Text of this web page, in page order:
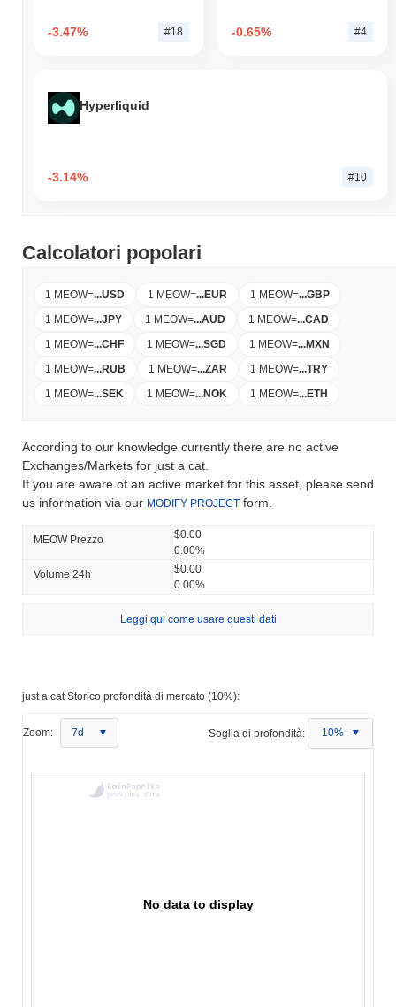
-3.47% #18 -0.65% #4
Hyperliquid
-3.14% #10
Calcolatori popolari
1 MEOW=...USD 1 MEOW=...EUR 1 MEOW=...GBP
1 MEOW=...JPY 1 MEOW=...AUD 1 MEOW=...CAD
1 MEOW=...CHF 1 MEOW=...SGD 1 MEOW=...MXN
1 MEOW=...RUB 1 MEOW=...ZAR 1 MEOW=...TRY
1 MEOW=...SEK 1 MEOW=...NOK 1 MEOW=...ETH
According to our knowledge currently there are no active
Exchanges/Markets for just a cat.
If you are aware of an active market for this asset, please send
us information via our MODIFY PROJECT form.
MEOW Prezzo
$0.00
0.00%
Volume 24h
$0.00
0.00%
Leggi qui come usare questi dati
just a cat Storico profondità di mercato (10%):
Zoom: 7d Soglia di profondità: 10%
No data to display